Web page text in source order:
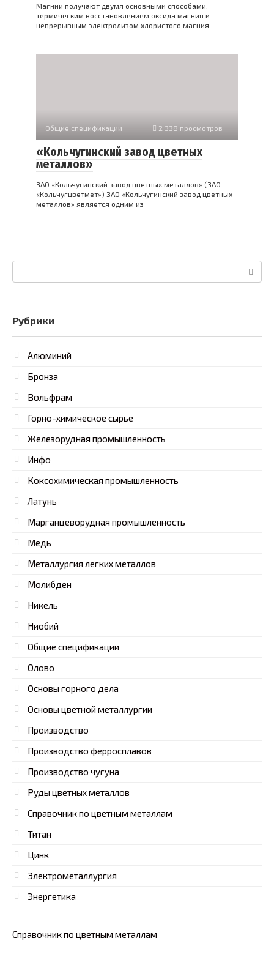
Магний получают двумя основными способами:
термическим восстановлением оксида магния и
непрерывным электролизом хлористого магния.
Общие спецификации 2 338 просмотров
«Кольчугинский завод цветных
металлов»
ЗАО «Кольчугинский завод цветных металлов» (ЗАО
«Кольчугцветмет») ЗАО «Кольчугинский завод цветных
металлов» является одним из
Поиск:
Рубрики
Алюминий
Бронза
Вольфрам
Горно-химическое сырье
Железорудная промышленность
Инфо
Коксохимическая промышленность
Латунь
Марганцеворудная промышленность
Медь
Металлургия легких металлов
Молибден
Никель
Ниобий
Общие спецификации
Олово
Основы горного дела
Основы цветной металлургии
Производство
Производство ферросплавов
Производство чугуна
Руды цветных металлов
Справочник по цветным металлам
Титан
Цинк
Электрометаллургия
Энергетика
Справочник по цветным металлам